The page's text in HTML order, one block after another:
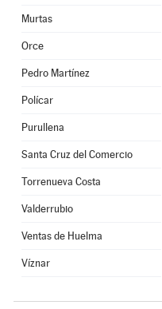
Murtas
Orce
Pedro Martínez
Polícar
Purullena
Santa Cruz del Comercio
Torrenueva Costa
Valderrubio
Ventas de Huelma
Víznar